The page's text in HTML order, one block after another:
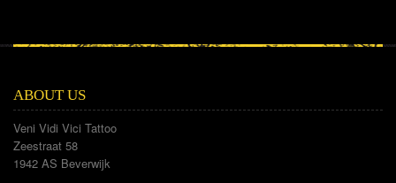
ABOUT US
Veni Vidi Vici Tattoo
Zeestraat 58
1942 AS Beverwijk